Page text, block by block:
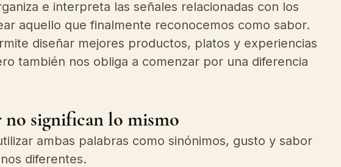
e interpreta las señales relacionadas con los
aquello que finalmente reconocemos como sabor.
diseñar mejores productos, platos y experiencias
también nos obliga a comenzar por una diferencia
no significan lo mismo
ambas palabras como sinónimos, gusto y sabor
diferentes.